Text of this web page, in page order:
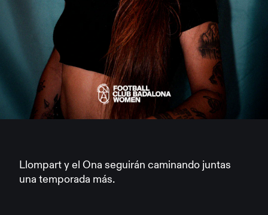
Llompart y el Ona seguirán caminando juntas
una temporada más.